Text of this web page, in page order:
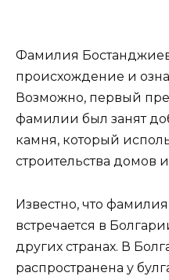
Фамилия
происхождение и
Возможно, первый
фамилии был занят
камня, который
строительства домов
Известно, что
встречается в
других странах. В
распространена у